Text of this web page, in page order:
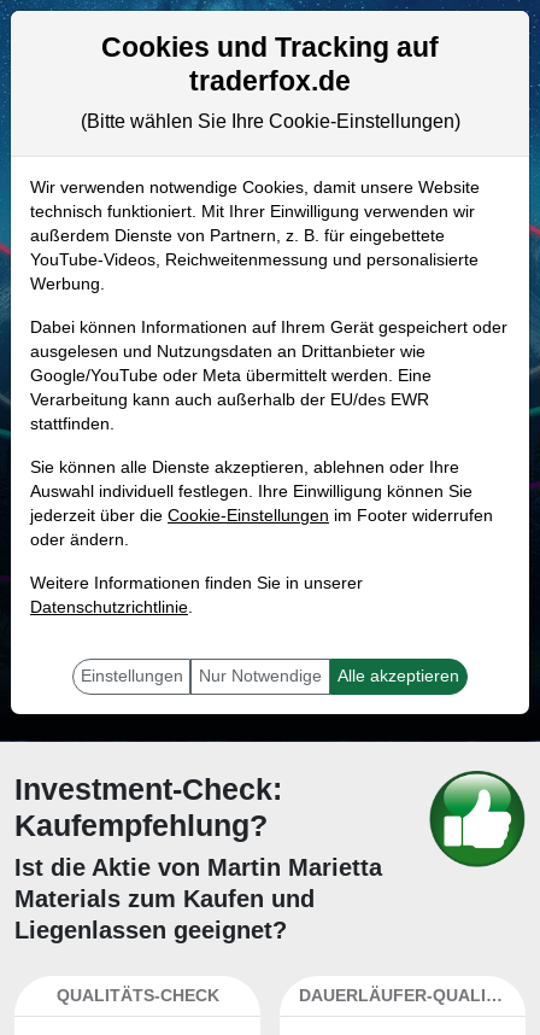
Aktien- und Artikelsuche
889585 | MLM–Martin Marietta
Materials Aktie
Realtime-Aktienkurs:
- - -
-
Marktkapitalisierung 32,30 Mrd. USD
Unternehmenswert
Umsatz 6,15 Mrd. USD
38.9 %
mit dieser Aktie erfolgreich sein.
Investment-Check:
Kaufempfehlung?
Ist die Aktie von Martin Marietta
Materials zum Kaufen und
Liegenlassen geeignet?
QUALITÄTS-CHECK DAUERLÄUFER-QUALITÄTEN
Cookies und Tracking auf
traderfox.de
(Bitte wählen Sie Ihre Cookie-Einstellungen)
Wir verwenden notwendige Cookies, damit unsere Website
technisch funktioniert. Mit Ihrer Einwilligung verwenden wir
außerdem Dienste von Partnern, z. B. für eingebettete
YouTube-Videos, Reichweitenmessung und personalisierte
Werbung.
Dabei können Informationen auf Ihrem Gerät gespeichert oder
ausgelesen und Nutzungsdaten an Drittanbieter wie
Google/YouTube oder Meta übermittelt werden. Eine
Verarbeitung kann auch außerhalb der EU/des EWR
stattfinden.
Sie können alle Dienste akzeptieren, ablehnen oder Ihre
Auswahl individuell festlegen. Ihre Einwilligung können Sie
jederzeit über die Cookie-Einstellungen im Footer widerrufen
oder ändern.
Weitere Informationen finden Sie in unserer
Datenschutzrichtlinie.
Einstellungen Nur Notwendige Alle akzeptieren